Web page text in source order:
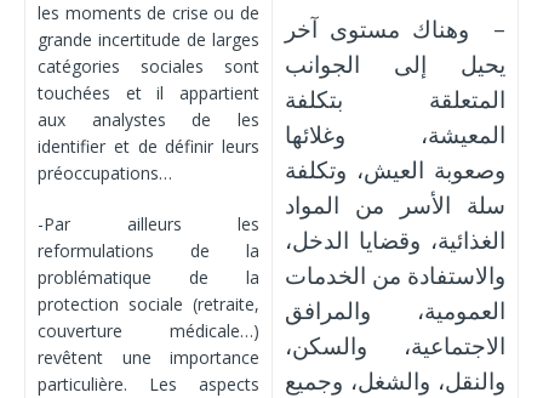
les moments de crise ou de
grande incertitude de larges
catégories sociales sont
touchées et il appartient
aux analystes de les
identifier et de définir leurs
préoccupations…
-Par ailleurs les
reformulations de la
problématique de la
protection sociale (retraite,
couverture médicale…)
revêtent une importance
particulière. Les aspects
– وهناك مستوى آخر
يحيل إلى الجوانب
المتعلقة بتكلفة
المعيشة، وغلائها
وصعوبة العيش، وتكلفة
سلة الأسر من المواد
الغذائية، وقضايا الدخل،
والاستفادة من الخدمات
العمومية، والمرافق
الاجتماعية، والسكن،
والنقل، والشغل، وجميع